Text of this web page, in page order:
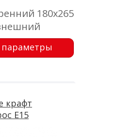
180x265
50 мм,
75 г/м2,
крафт
E15